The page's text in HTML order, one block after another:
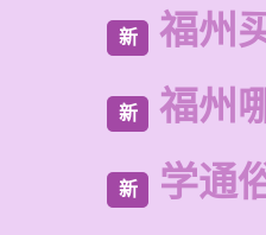
新 福州
新 福州
新 学通